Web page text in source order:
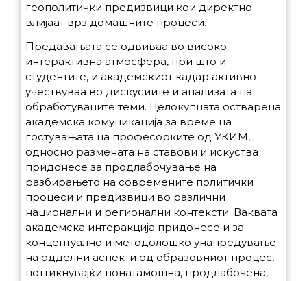
геополитички предизвици кои директно
влијаат врз домашните процеси.
Предавањата се одвиваа во високо
интерактивна атмосфера, при што и
студентите, и академскиот кадар активно
учествуваа во дискусиите и анализата на
обработуваните теми. Целокупната остварена
академска комуникација за време на
гостувањата на професорките од УКИМ,
односно размената на ставови и искуства
придонесе за продлабочување на
разбирањето на современите политички
процеси и предизвици во различни
национални и регионални контексти. Ваквата
академска интеракција придонесе и за
концептуално и методолошко унапредување
на одделни аспекти од образовниот процес,
поттикнувајќи понатамошна, продлабочена,